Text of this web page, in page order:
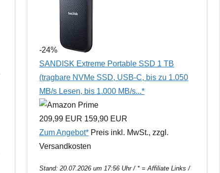
-24%
SANDISK Extreme Portable SSD 1 TB
(tragbare NVMe SSD, USB-C, bis zu 1.050
MB/s Lesen, bis 1.000 MB/s...*
209,99 EUR 159,90 EUR
Zum Angebot* Preis inkl. MwSt., zzgl.
Versandkosten
Stand: 20.07.2026 um 17:56 Uhr / * = Affiliate Links /